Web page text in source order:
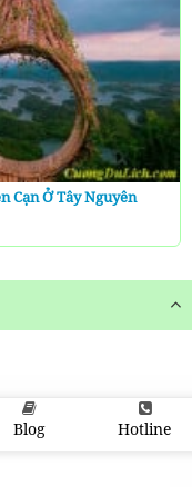
Cạn Ở Tây Nguyên
Blog Hotline